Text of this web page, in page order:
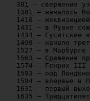
301 — свержение
1381 — началось
1416 —
1431 — в Руане
1434 — Гуситские
1498 — начало
1527 — в Марбурге
1563 — Сражение
1574 — Генрих III
1593 — под
1594 — впервые в
1631 — первый
1635 —